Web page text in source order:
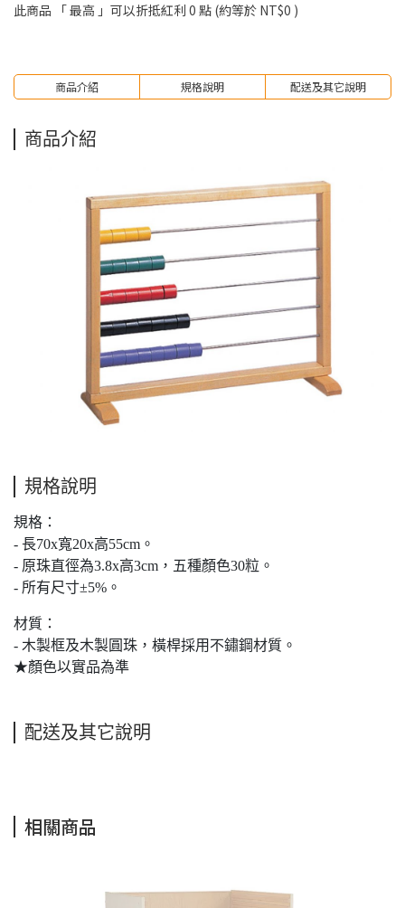
此商品 「 最高 」可以折抵紅利 0 點 (約等於 NT$0 )
商品介紹 規格說明 配送及其它說明
商品介紹
規格說明
規格：
- 長70x寬20x高55cm。
- 原珠直徑為3.8x高3cm，五種顏色30粒。
- 所有尺寸±5%。
材質：
- 木製框及木製圓珠，橫桿採用不鏽鋼材質。
★顏色以實品為準
配送及其它說明
相關商品